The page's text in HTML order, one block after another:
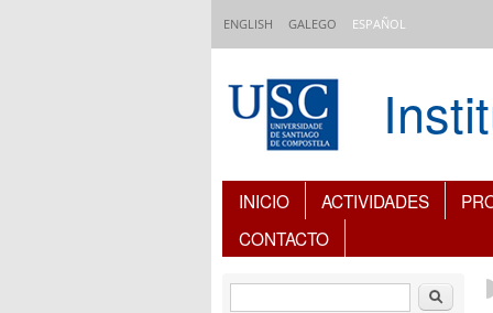
ENGLISH GALEGO ESPAÑOL
Índice de contenidos
INICIO ACTIVIDADES
CONTACTO
Buscar